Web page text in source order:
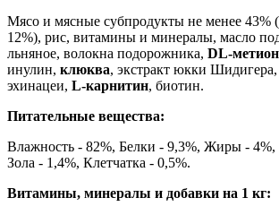
Мясо и мясные субпродукты не менее 43%
12%), рис, витамины и минералы, масло
льняное, волокна подорожника, DL-
инулин, клюква, экстракт юкки Шидигера,
эхинацеи, L-карнитин, биотин.
Питательные вещества:
Влажность - 82%, Белки - 9,3%, Жиры - 4%,
Зола - 1,4%, Клетчатка - 0,5%.
Витамины, минералы и добавки на 1 кг: